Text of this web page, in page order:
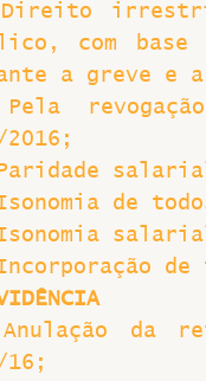
com base
a greve e a
2016;
de
da
16;